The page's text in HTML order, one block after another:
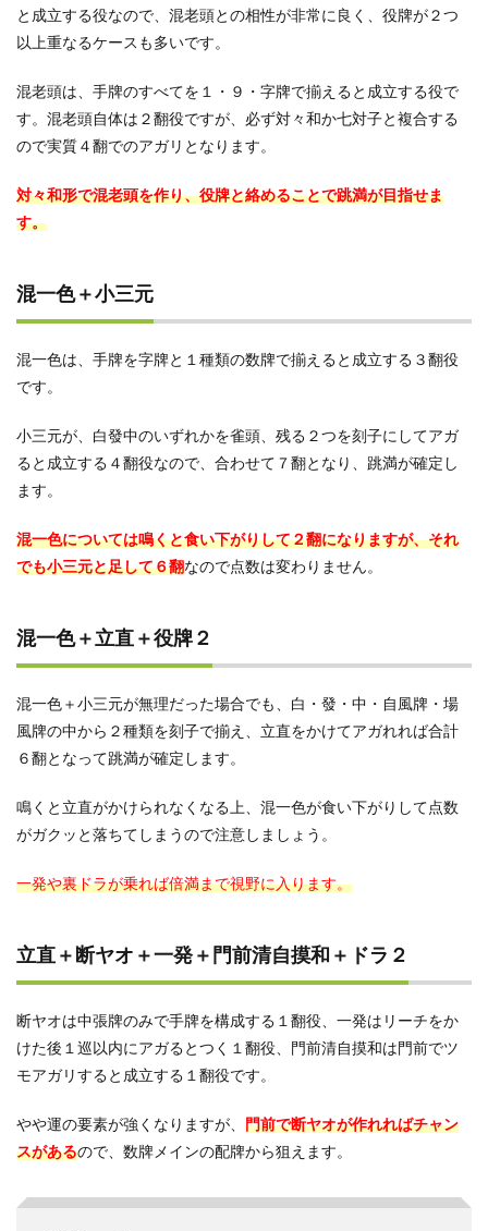
と成立する役なので、混老頭との相性が非常に良く、役牌が２つ
以上重なるケースも多いです。
混老頭は、手牌のすべてを１・９・字牌で揃えると成立する役で
す。混老頭自体は２翻役ですが、必ず対々和か七対子と複合する
ので実質４翻でのアガリとなります。
対々和形で混老頭を作り、役牌と絡めることで跳満が目指せま
す。
混一色＋小三元
混一色は、手牌を字牌と１種類の数牌で揃えると成立する３翻役
です。
小三元が、白發中のいずれかを雀頭、残る２つを刻子にしてアガ
ると成立する４翻役なので、合わせて７翻となり、跳満が確定し
ます。
混一色については鳴くと食い下がりして２翻になりますが、それ
でも小三元と足して６翻なので点数は変わりません。
混一色＋立直＋役牌２
混一色＋小三元が無理だった場合でも、白・發・中・自風牌・場
風牌の中から２種類を刻子で揃え、立直をかけてアガれれば合計
６翻となって跳満が確定します。
鳴くと立直がかけられなくなる上、混一色が食い下がりして点数
がガクッと落ちてしまうので注意しましょう。
一発や裏ドラが乗れば倍満まで視野に入ります。
立直＋断ヤオ＋一発＋門前清自摸和＋ドラ２
断ヤオは中張牌のみで手牌を構成する１翻役、一発はリーチをか
けた後１巡以内にアガるとつく１翻役、門前清自摸和は門前でツ
モアガリすると成立する１翻役です。
やや運の要素が強くなりますが、 門前で断ヤオが作れればチャン
スがあるので、数牌メインの配牌から狙えます。